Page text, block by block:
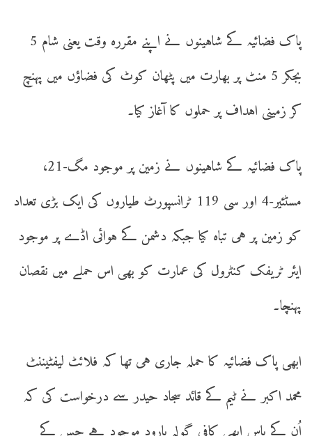
پاک فضائیہ کے شاہینوں نے اپنے مقررہ وقت یعنی شام 5
بجکر 5 منٹ پر بھارت میں پٹھان کوٹ کی فضاؤں میں پہنچ
کر زمینی اہداف پر حملوں کا آغاز کیا۔
پاک فضائیہ کے شاہینوں نے زمین پر موجود مگ-21،
مسٹئیر-4 اور سی 119 ٹرانسپورٹ طیاروں کی ایک بڑی تعداد
کو زمین پر ہی تباہ کیا جبکہ دشمن کے ہوائی اڈے پر موجود
ایئر ٹریفک کنٹرول کی عمارت کو بھی اس حملے میں نقصان
پہنچا۔
ابھی پاک فضائیہ کا حملہ جاری ہی تھا کہ فلائٹ لیفٹیننٹ
محمد اکبر نے ٹیم کے قائد سجاد حیدر سے درخواست کی کہ